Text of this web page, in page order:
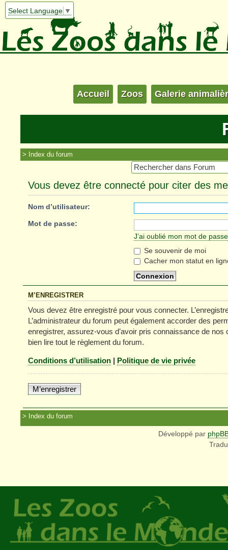
Select Language ▼
Accueil Zoos Galerie
Index du forum
Vous devez être connecté pour citer des
Nom d’utilisateur:
Mot de passe:
J’ai oublié mon mot de passe
Se souvenir de moi
Cacher mon statut en
M’ENREGISTRER
Vous devez être enregistré pour vous connecter.
L’administrateur du forum peut également accorder des
enregistrer, assurez-vous d’avoir pris connaissance de
bien lire tout le règlement du forum.
Conditions d’utilisation | Politique de vie privée
M’enregistrer
Index du forum
Développé par